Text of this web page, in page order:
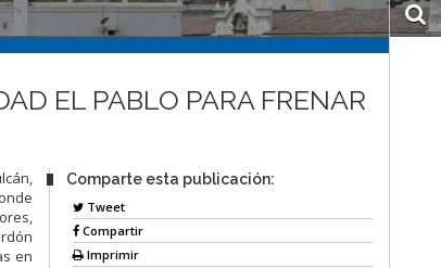
EL PABLO PARA FRENAR
en
Comparte esta publicación:
Tweet
Compartir
Imprimir